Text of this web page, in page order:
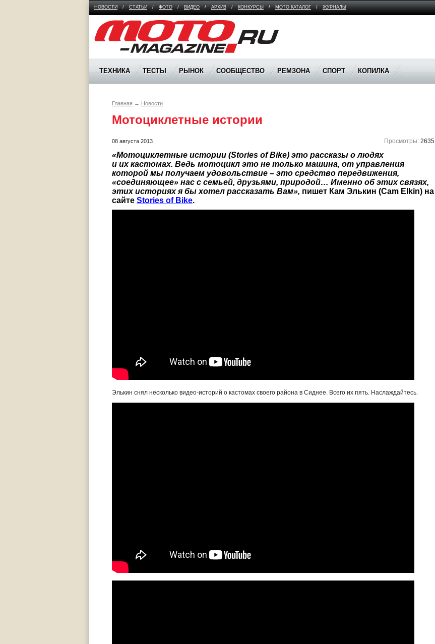
НОВОСТИ / СТАТЬИ / ФОТО / ВИДЕО / АРХИВ / КОНКУРСЫ / МОТО КАТАЛОГ / ЖУРНАЛЫ
Moto Magazine
ТЕХНИКА ТЕСТЫ РЫНОК СООБЩЕСТВО РЕМЗОНА СПОРТ КОПИЛКА
Главная → Новости
Мотоциклетные истории
Просмотры: 2635
08 августа 2013
«Мотоциклетные истории (Stories of Bike) это рассказы о людях
и их кастомах. Ведь мотоцикл это не только машина, от управления
которой мы получаем удовольствие – это средство передвижения,
«соединяющее» нас с семьей, друзьями, природой… Именно об этих связях,
этих историях я бы хотел рассказать Вам», пишет Кам Элькин (Cam Elkin) на
сайте Stories of Bike.
Элькин снял несколько видео-историй о кастомах своего района в Сиднее. Всего их пять. Наслаждайтесь.